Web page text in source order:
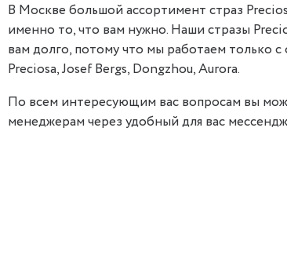
В Москве большой ассортимент страз
именно то, что вам нужно. Наши стразы
вам долго, потому что мы работаем только
Preciosa, Josef Bergs, Dongzhou, Aurora.
По всем интересующим вас вопросам вы
менеджерам через удобный для вас